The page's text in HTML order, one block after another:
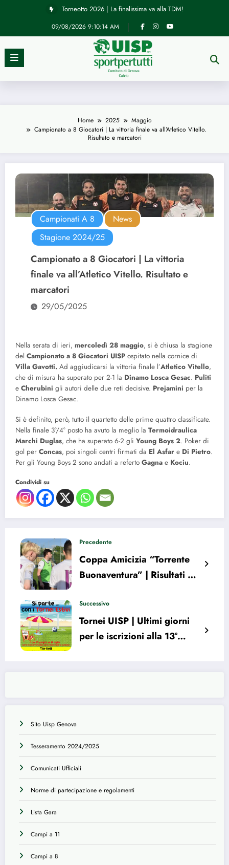
Torneotto 2026 | La finalissima va alla TDM!
09/08/2026 9:10:15 AM
Home 2025
Maggio
Campionato a 8 Giocatori | La vittoria finale va all’Atletico Vitello.
Risultato e marcatori
Sito Uisp Genova
Tesseramento 2024/2025
Comunicati Ufficiali
Norme di partecipazione e regolamenti
Lista Gara
Campi a 11
Campi a 8
Campionati A 8
News
Stagione 2024/25
Campionato a 8 Giocatori | La vittoria
finale va all’Atletico Vitello. Risultato e
marcatori
29/05/2025
Nella serata di ieri, mercoledì 28 maggio, si è chiusa la stagione
del Campionato a 8 Giocatori UISP ospitato nella cornice di
Villa Gavotti. Ad aggiudicarsi la vittoria finale l’Atletico Vitello,
che di misura ha superato per 2-1 la Dinamo Losca Gesac. Puliti
e Cherubini gli autori delle due reti decisive. Prejamini per la
Dinamo Losca Gesac.
Si è definito, però, tutto il quartetto delle prime quattro classificate.
Nella finale 3°/4° posto ha avuto la meglio la Termoidraulica
Marchi Duglas, che ha superato 6-2 gli Young Boys 2. Poker di
gol per Concas, poi singoli centri firmati da El Asfar e Di Pietro.
Per gli Young Boys 2 sono andati a referto Gagna e Kociu.
Condividi su
Precedente
Coppa Amicizia “Torrente
Buonaventura” | Risultati e
Successivo
Tornei UISP | Ultimi giorni
per le iscrizioni alla 13°